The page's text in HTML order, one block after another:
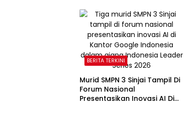
BERITA TERKINI
Murid SMPN 3 Sinjai Tampil Di
Forum Nasional
Presentasikan Inovasi AI Di